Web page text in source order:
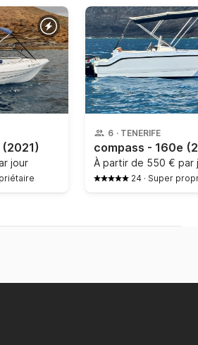
(2021)
jour
6 · TENERIFE
compass - 160e
À partir de 550 € par
24 · Super